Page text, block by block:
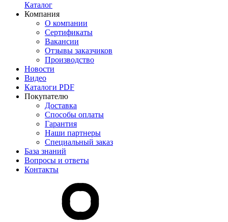
Каталог
Компания
О компании
Сертификаты
Вакансии
Отзывы заказчиков
Производство
Новости
Видео
Каталоги PDF
Покупателю
Доставка
Способы оплаты
Гарантия
Наши партнеры
Специальный заказ
База знаний
Вопросы и ответы
Контакты